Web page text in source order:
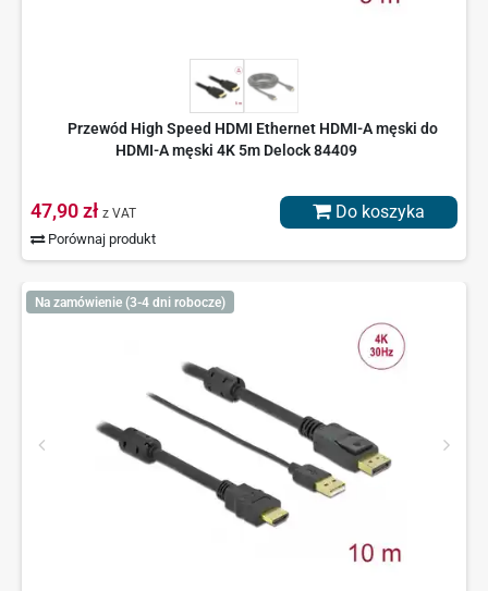
Przewód High Speed HDMI Ethernet HDMI-A męski do
HDMI-A męski 4K 5m Delock 84409
47,90 zł z VAT
Porównaj produkt
Do koszyka
Na zamówienie (3-4 dni robocze)